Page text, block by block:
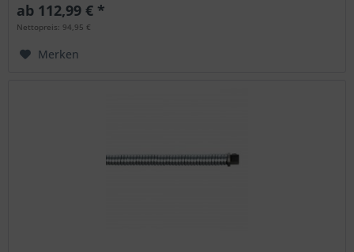
ab 112,99 € *
Nettopreis: 94,95 €
Merken